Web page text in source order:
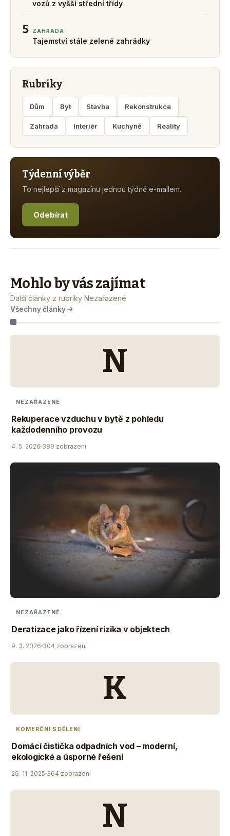
vozů z vyšší střední třídy
5 ZAHRADA
Tajemství stále zelené zahrádky
Rubriky
Dům Byt Stavba Rekonstrukce
Zahrada Interiér Kuchyně Reality
Týdenní výběr
To nejlepší z magazínu jednou týdně e-mailem.
Odebírat
Mohlo by vás zajímat
Další články z rubriky Nezařazené
Všechny články
N
NEZAŘAZENÉ
Rekuperace vzduchu v bytě z pohledu
každodenního provozu
4. 5. 2026 389 zobrazení
NEZAŘAZENÉ
Deratizace jako řízení rizika v objektech
9. 3. 2026 304 zobrazení
K
KOMERČNÍ SDĚLENÍ
Domácí čistička odpadních vod – moderní,
ekologické a úsporné řešení
26. 11. 2025 364 zobrazení
N